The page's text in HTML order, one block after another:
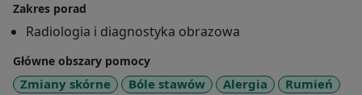
wybranych patologiach skóry i tkanki podskórnej"
uzyskała tytuł Lekarza Medycyny Estetycznej nadany
przez Polskie Towarzystwo Lekarskie i
Międzynarodowe Stowarzyszenie Medycyny
Zakres porad
Radiologia i diagnostyka obrazowa
Główne obszary pomocy
Zmiany skórne Bóle stawów Alergia
Rumień